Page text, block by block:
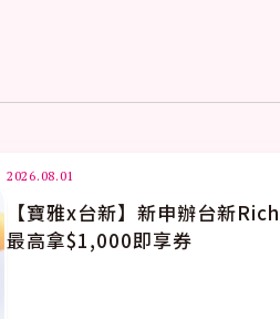
主題活動
檻